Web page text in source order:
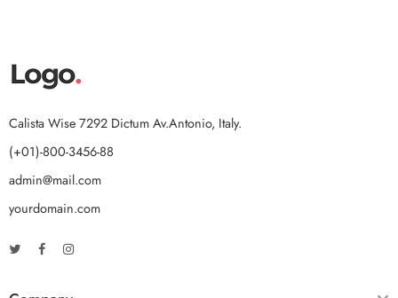
Calista Wise 7292 Dictum Av.Antonio, Italy.
(+01)-800-3456-88
admin@mail.com
yourdomain.com